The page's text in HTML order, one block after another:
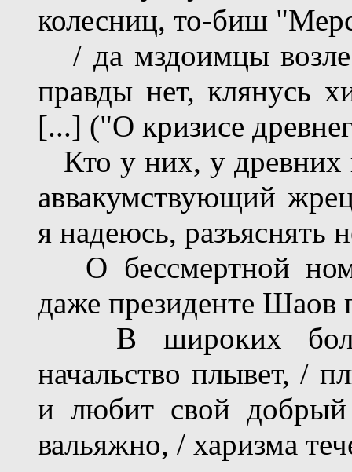
колесниц, то-биш
/ да мздоимцы возле
правды нет, клянусь
[...] ("О кризисе
Кто у них, у древних
аввакумствующий
я надеюсь, разъяснять
О бессмертной
даже президенте Шаов
В широких
начальство плывет, /
и любит свой
вальяжно, / харизма